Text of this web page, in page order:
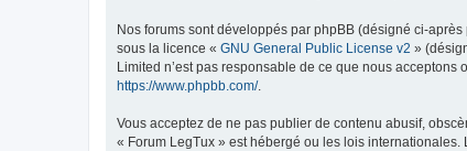
Nos forums sont développés par phpBB (désigné ci-
sous la licence « GNU General Public License v2 »
Limited n’est pas responsable de ce que nous
https://www.phpbb.com/.
Vous acceptez de ne pas publier de contenu abusif,
« Forum LegTux » est hébergé ou les lois